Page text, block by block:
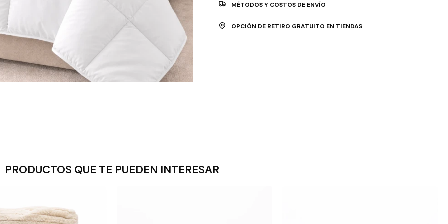
MÉTODOS Y COSTOS DE ENVÍO
OPCIÓN DE RETIRO GRATUITO EN TIENDAS
PRODUCTOS QUE TE PUEDEN INTERESAR